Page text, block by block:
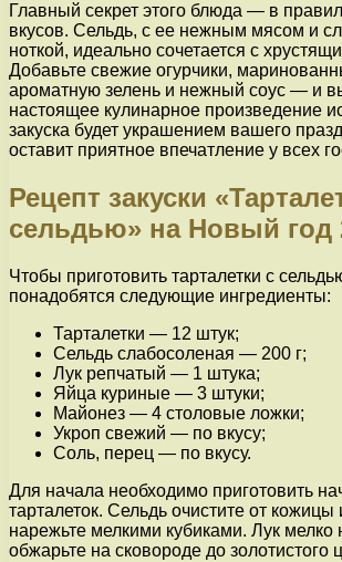
Главный секрет этого блюда — в
вкусов. Сельдь, с ее нежным мясом и
ноткой, идеально сочетается с
Добавьте свежие огурчики,
ароматную зелень и нежный соус — и
настоящее кулинарное произведение
закуска будет украшением вашего
оставит приятное впечатление у всех
Рецепт закуски
сельдью» на Новый год
Чтобы приготовить тарталетки с
понадобятся следующие ингредиенты:
Тарталетки — 12 штук;
Сельдь слабосоленая — 200 г;
Лук репчатый — 1 штука;
Яйца куриные — 3 штуки;
Майонез — 4 столовые ложки;
Укроп свежий — по вкусу;
Соль, перец — по вкусу.
Для начала необходимо приготовить
тарталеток. Сельдь очистите от кожицы
нарежьте мелкими кубиками. Лук мелко
обжарьте на сковороде до золотистого